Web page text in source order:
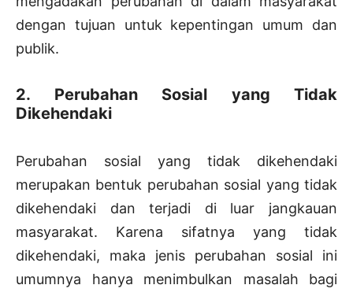
dengan tujuan untuk kepentingan umum dan
publik.
2. Perubahan Sosial yang Tidak
Dikehendaki
Perubahan sosial yang tidak dikehendaki
merupakan bentuk perubahan sosial yang tidak
dikehendaki dan terjadi di luar jangkauan
masyarakat. Karena sifatnya yang tidak
dikehendaki, maka jenis perubahan sosial ini
umumnya hanya menimbulkan masalah bagi